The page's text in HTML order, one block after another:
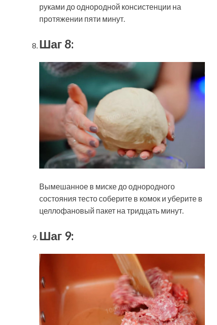
руками до однородной консистенции на
протяжении пяти минут.
Шаг 8:
Вымешанное в миске до однородного
состояния тесто соберите в комок и уберите в
целлофановый пакет на тридцать минут.
Шаг 9: